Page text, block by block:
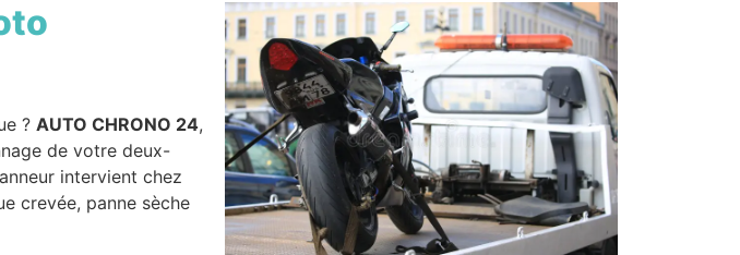
? AUTO CHRONO 24,
de votre deux-
intervient chez
crevée, panne sèche